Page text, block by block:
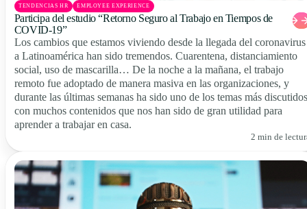
TENDENCIAS HR EMPLOYEE EXPERIENCE
Participa del estudio “Retorno Seguro al Trabajo en Tiempos de
COVID-19”
Los cambios que estamos viviendo desde la llegada del coronavirus
a Latinoamérica han sido tremendos. Cuarentena, distanciamiento
social, uso de mascarilla… De la noche a la mañana, el trabajo
remoto fue adoptado de manera masiva en las organizaciones, y
durante las últimas semanas ha sido uno de los temas más
con muchos contenidos que nos han sido de gran utilidad para
aprender a trabajar en casa.
2 min de